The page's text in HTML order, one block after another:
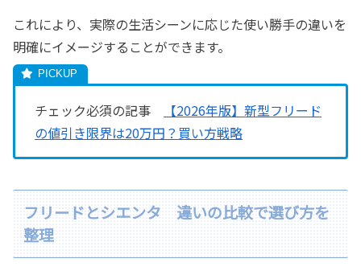
これにより、実際の生活シーンに応じた使い勝手の違いを
明確にイメージすることができます。
チェック必須の記事
【2026年版】新型フリード
の値引き限界は20万円？買い方戦略
フリードとシエンタ 違いの比較で選び方を
整理